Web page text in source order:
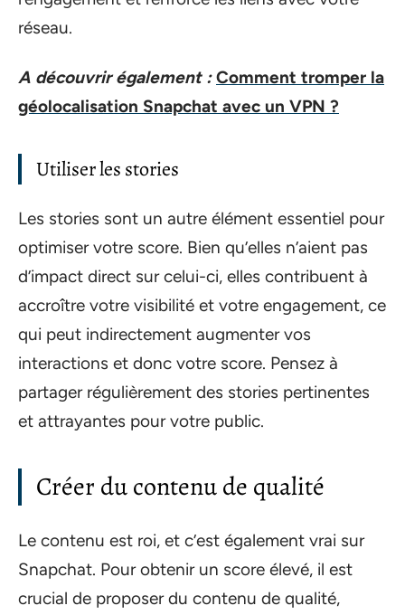
réseau.
A découvrir également : Comment tromper la
géolocalisation Snapchat avec un VPN ?
Utiliser les stories
Les stories sont un autre élément essentiel pour
optimiser votre score. Bien qu’elles n’aient pas
d’impact direct sur celui-ci, elles contribuent à
accroître votre visibilité et votre engagement, ce
qui peut indirectement augmenter vos
interactions et donc votre score. Pensez à
partager régulièrement des stories pertinentes
et attrayantes pour votre public.
Créer du contenu de qualité
Le contenu est roi, et c’est également vrai sur
Snapchat. Pour obtenir un score élevé, il est
crucial de proposer du contenu de qualité,